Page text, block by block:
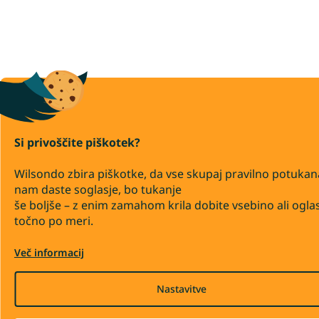
Si privoščite piškotek?
Wilsondo zbira piškotke, da vse skupaj pravilno
nam daste soglasje, bo tukanje
še boljše – z enim zamahom krila dobite vsebino ali
točno po meri.
Več informacij
Nastavitve